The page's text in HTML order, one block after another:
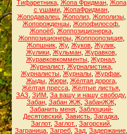
Тифаретника, Жопа Фридман, Жопа
с ушами, ЖопаФридман,
Жоподавалец, Жополиз, Жополизы,
Жопорожденцы Жопофилософ
Жопоёб, Жоппозиционерка,
Жоппозиционеры, Жоппоопозиция,
Жопшник Жу, Жуков Жулик
Жулики, Жульман, Журавков,
Журавковкомменты Журнал
Журналист, Журналистика,
Журналисты Журналы Журфак
Жыды, Жюри, Жёлтая дорога,
Жёлтая пресса Жёлтые листья
ЗАЗ ЗИМ За вашу и нашу свободу,
Забан, Забан ЖЖ, ЗабанЖЖ,
Забанить меня, Заблоцкий-
Десятовский Зависть Загадка
Заглот, Заглот. Загорский
Заграница Загреб Зад Задержание